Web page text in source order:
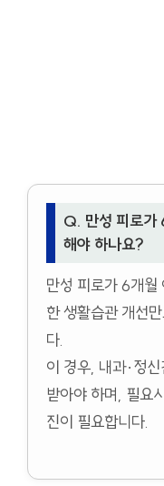
Q. 만성 피로가
해야 하나요?
만성 피로가 6개월
한 생활습관 개선
다.
이 경우, 내과·정
받아야 하며, 필요
진이 필요합니다.